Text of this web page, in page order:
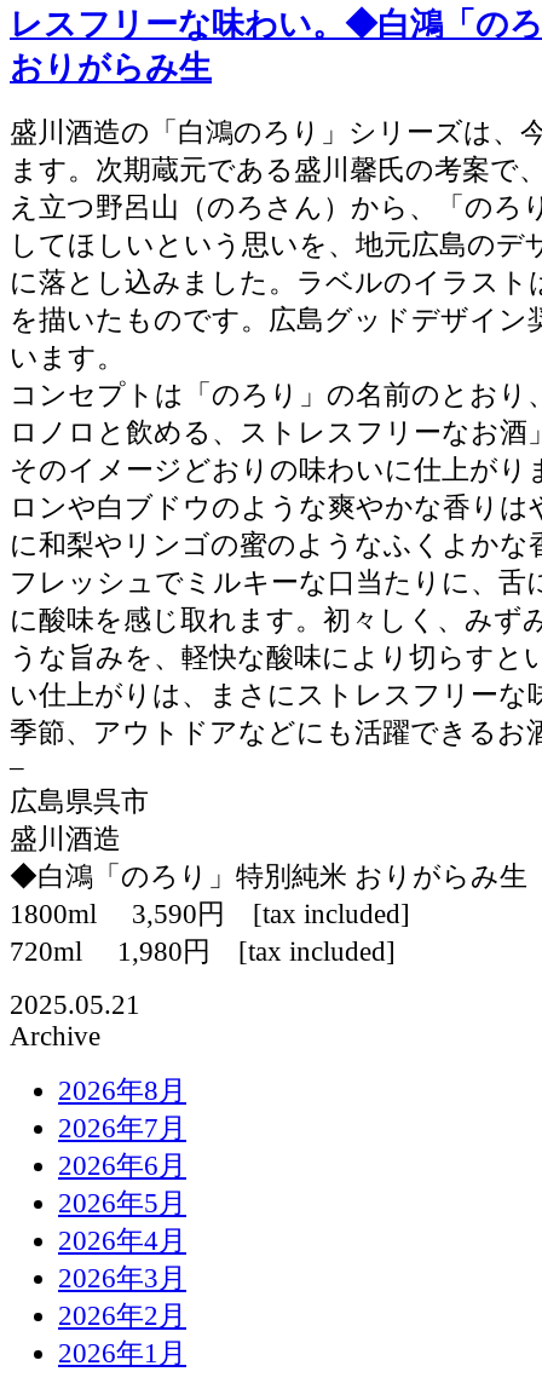
レスフリーな味わい。◆白鴻「の
おりがらみ生
盛川酒造の「白鴻のろり」シリーズは、
ます。次期蔵元である盛川馨氏の考案で
え立つ野呂山（のろさん）から、「のろ
してほしいという思いを、地元広島のデ
に落とし込みました。ラベルのイラスト
を描いたものです。広島グッドデザイン
います。
コンセプトは「のろり」の名前のとおり
ロノロと飲める、ストレスフリーなお酒
そのイメージどおりの味わいに仕上がり
ロンや白ブドウのような爽やかな香りは
に和梨やリンゴの蜜のようなふくよかな
フレッシュでミルキーな口当たりに、舌
に酸味を感じ取れます。初々しく、みず
うな旨みを、軽快な酸味により切らすと
い仕上がりは、まさにストレスフリーな
季節、アウトドアなどにも活躍できるお
–
広島県呉市
盛川酒造
◆白鴻「のろり」特別純米 おりがらみ生
1800ml 3,590円 [tax included]
720ml 1,980円 [tax included]
2025.05.21
Archive
2026年8月
2026年7月
2026年6月
2026年5月
2026年4月
2026年3月
2026年2月
2026年1月